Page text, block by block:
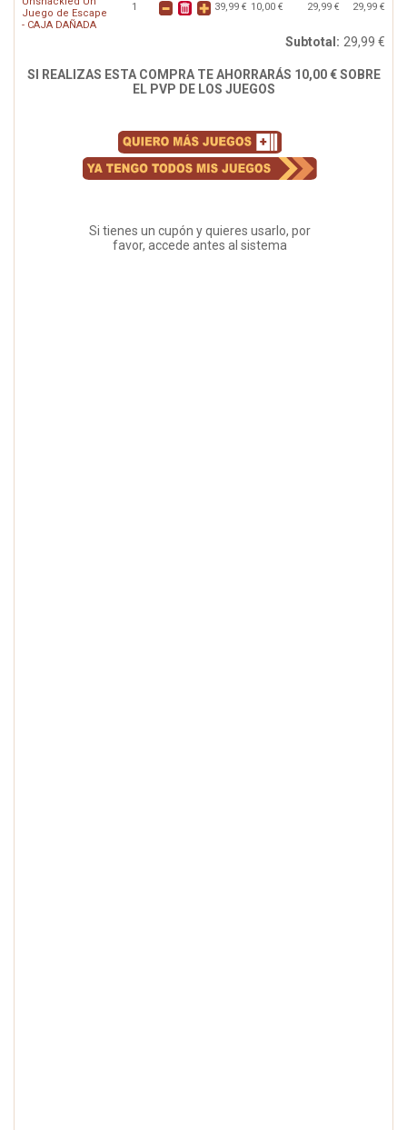
Juego de Escape
- CAJA DAÑADA
1 39,99 € 10,00 € 29,99 € 29,99 €
Subtotal: 29,99 €
SI REALIZAS ESTA COMPRA TE AHORRARÁS 10,00 € SOBRE
EL PVP DE LOS JUEGOS
Si tienes un cupón y quieres usarlo, por
favor, accede antes al sistema